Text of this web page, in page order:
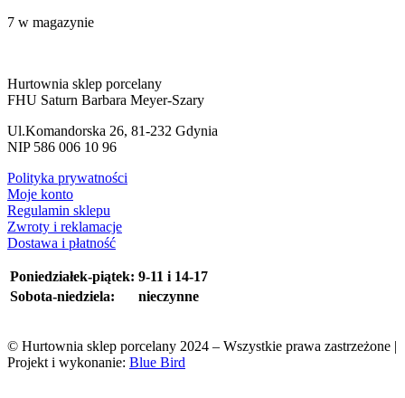
7 w magazynie
Hurtownia sklep porcelany
FHU Saturn Barbara Meyer-Szary
Ul.Komandorska 26, 81-232 Gdynia
NIP 586 006 10 96
Polityka prywatności
Moje konto
Regulamin sklepu
Zwroty i reklamacje
Dostawa i płatność
Poniedziałek-piątek: 9-11 i 14-17
Sobota-niedziela:
nieczynne
© Hurtownia sklep porcelany 2024 – Wszystkie prawa zastrzeżone |
Projekt i wykonanie: Blue Bird